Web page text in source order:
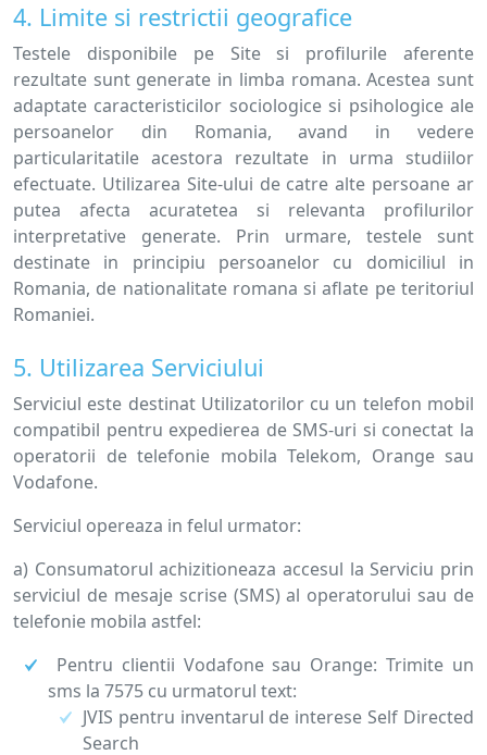
4. Limite si restrictii geografice
Testele disponibile pe Site si profilurile aferente
rezultate sunt generate in limba romana. Acestea sunt
adaptate caracteristicilor sociologice si psihologice ale
persoanelor din Romania, avand in vedere
particularitatile acestora rezultate in urma studiilor
efectuate. Utilizarea Site-ului de catre alte persoane ar
putea afecta acuratetea si relevanta profilurilor
interpretative generate. Prin urmare, testele sunt
destinate in principiu persoanelor cu domiciliul in
Romania, de nationalitate romana si aflate pe teritoriul
Romaniei.
5. Utilizarea Serviciului
Serviciul este destinat Utilizatorilor cu un telefon mobil
compatibil pentru expedierea de SMS-uri si conectat la
operatorii de telefonie mobila Telekom, Orange sau
Vodafone.
Serviciul opereaza in felul urmator:
a) Consumatorul achizitioneaza accesul la Serviciu prin
serviciul de mesaje scrise (SMS) al operatorului sau de
telefonie mobila astfel:
Pentru clientii Vodafone sau Orange: Trimite un
sms la 7575 cu urmatorul text:
JVIS pentru inventarul de interese Self Directed
Search